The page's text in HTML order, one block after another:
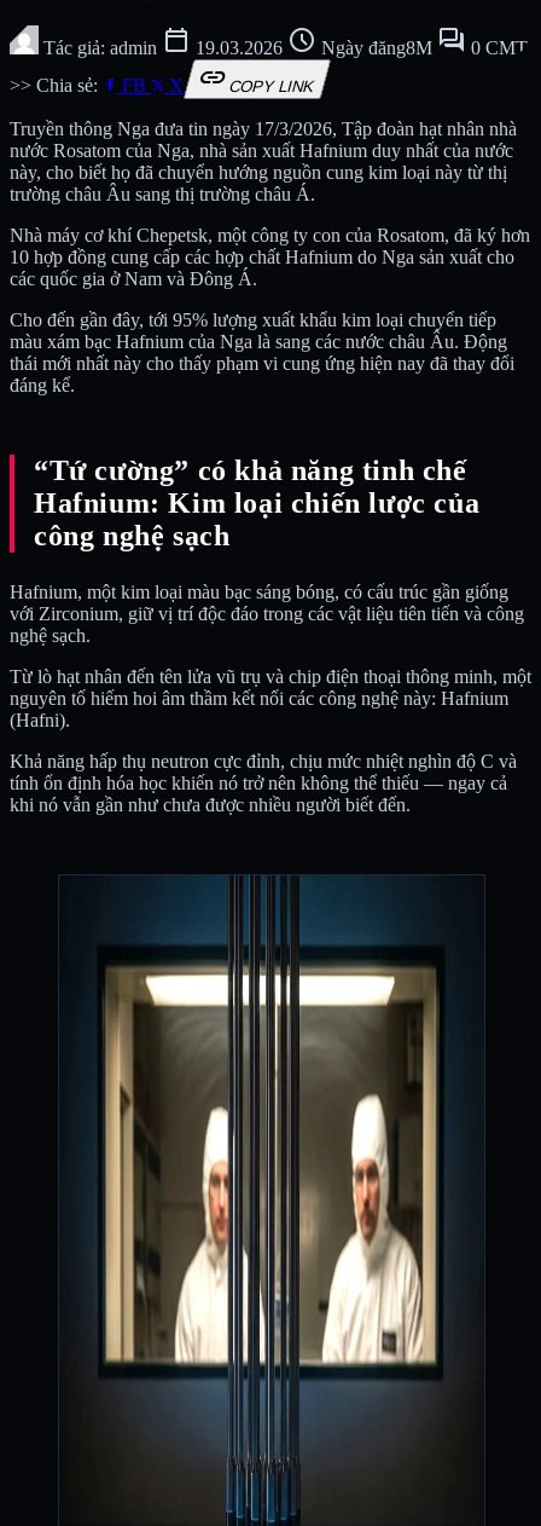
Tác giả: admin calendar_today 19.03.2026 schedule Ngày đăng8M forum 0 CMT
>> Chia sẻ:
FB X linkCOPY LINK
Truyền thông Nga đưa tin ngày 17/3/2026, Tập đoàn hạt nhân nhà
nước Rosatom của Nga, nhà sản xuất Hafnium duy nhất của nước
này, cho biết họ đã chuyển hướng nguồn cung kim loại này từ thị
trường châu Âu sang thị trường châu Á.
Nhà máy cơ khí Chepetsk, một công ty con của Rosatom, đã ký hơn
10 hợp đồng cung cấp các hợp chất Hafnium do Nga sản xuất cho
các quốc gia ở Nam và Đông Á.
Cho đến gần đây, tới 95% lượng xuất khẩu kim loại chuyển tiếp
màu xám bạc Hafnium của Nga là sang các nước châu Âu. Động
thái mới nhất này cho thấy phạm vi cung ứng hiện nay đã thay đổi
đáng kể.
“Tứ cường” có khả năng tinh chế
Hafnium: Kim loại chiến lược của
công nghệ sạch
Hafnium, một kim loại màu bạc sáng bóng, có cấu trúc gần giống
với Zirconium, giữ vị trí độc đáo trong các vật liệu tiên tiến và công
nghệ sạch.
Từ lò hạt nhân đến tên lửa vũ trụ và chip điện thoại thông minh, một
nguyên tố hiếm hoi âm thầm kết nối các công nghệ này: Hafnium
(Hafni).
Khả năng hấp thụ neutron cực đỉnh, chịu mức nhiệt nghìn độ C và
tính ổn định hóa học khiến nó trở nên không thể thiếu — ngay cả
khi nó vẫn gần như chưa được nhiều người biết đến.